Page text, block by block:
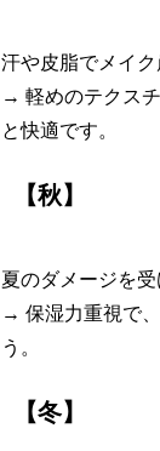
汗や皮脂でメイク
→ 軽めのテクス
と快適です。
【秋】
夏のダメージを
→ 保湿力重視で
う。
【冬】